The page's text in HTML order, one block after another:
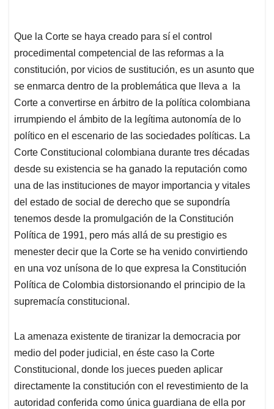
Que la Corte se haya creado para sí el control
procedimental competencial de las reformas a la
constitución, por vicios de sustitución, es un asunto que
se enmarca dentro de la problemática que lleva a la
Corte a convertirse en árbitro de la política colombiana
irrumpiendo el ámbito de la legítima autonomía de lo
político en el escenario de las sociedades políticas. La
Corte Constitucional colombiana durante tres décadas
desde su existencia se ha ganado la reputación como
una de las instituciones de mayor importancia y vitales
del estado de social de derecho que se supondría
tenemos desde la promulgación de la Constitución
Política de 1991, pero más allá de su prestigio es
menester decir que la Corte se ha venido convirtiendo
en una voz unísona de lo que expresa la Constitución
Política de Colombia distorsionando el principio de la
supremacía constitucional.
La amenaza existente de tiranizar la democracia por
medio del poder judicial, en éste caso la Corte
Constitucional, donde los jueces pueden aplicar
directamente la constitución con el revestimiento de la
autoridad conferida como única guardiana de ella por